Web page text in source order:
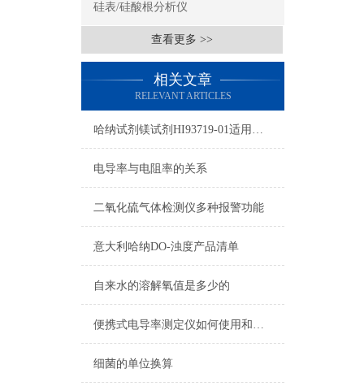
硅表/硅酸根分析仪
查看更多 >>
相关文章
RELEVANT ARTICLES
哈纳试剂镁试剂HI93719-01适用仪表及操作指南
电导率与电阻率的关系
二氧化硫气体检测仪多种报警功能
意大利哈纳DO-浊度产品清单
自来水的溶解氧值是多少的
便携式电导率测定仪如何使用和校准？
细菌的单位换算